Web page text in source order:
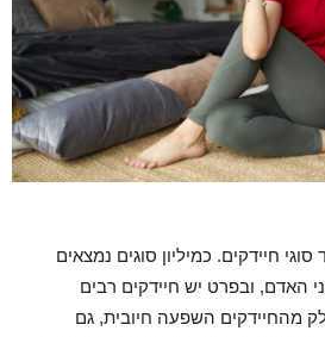
חיידקים. כמיליון סוגים נמצאים
האדם, ובפרט יש חיידקים רבים
מהחיידקים השפעה חיובית, גם